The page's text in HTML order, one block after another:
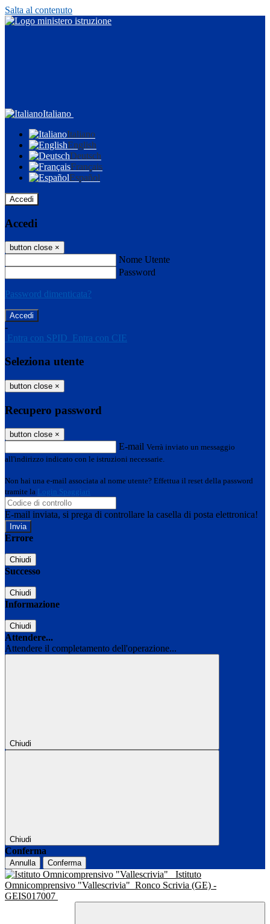
Salta al contenuto
Italiano
Italiano
English
Deutsch
Français
Español
Accedi
Accedi
button close ×
Nome Utente
Password
Password dimenticata?
-
Entra con SPID Entra con CIE
Seleziona utente
button close ×
Recupero password
button close ×
E-mail Verrà inviato un messaggio
all'indirizzo indicato con le istruzioni necessarie.
Non hai una e-mail associata al nome utente? Effettua il reset della password
tramite la Login Spaggiari
E-mail inviata, si prega di controllare la casella di posta elettronica!
Errore
Chiudi
Successo
Chiudi
Informazione
Chiudi
Attendere...
Attendere il completamento dell'operazione...
Chiudi
Chiudi
Conferma
Annulla Conferma
Istituto
Omnicomprensivo "Vallescrivia" Ronco Scrivia (GE) -
GEIS017007